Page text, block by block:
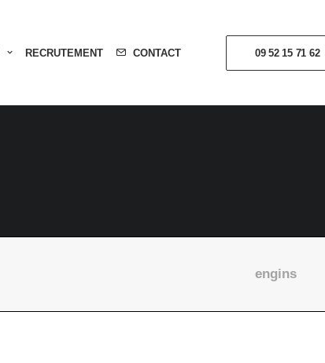
RECRUTEMENT CONTACT 09 52 15 71 62
engins